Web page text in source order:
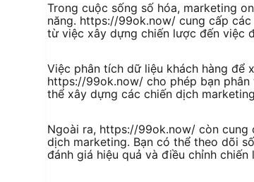
Trong cuộc sống số hóa, marketing
năng. https://99ok.now/ cung cấp
từ việc xây dựng chiến lược đến việc
Việc phân tích dữ liệu khách hàng để
https://99ok.now/ cho phép bạn phân
thể xây dựng các chiến dịch
Ngoài ra, https://99ok.now/ còn cung
dịch marketing. Bạn có thể theo dõi
đánh giá hiệu quả và điều chỉnh